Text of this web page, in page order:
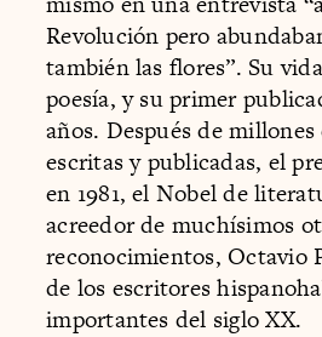
Revolución pero
también las flores”. Su
poesía, y su primer
años. Después de millones
escritas y publicadas, el
en 1981, el Nobel de
acreedor de muchísimos
reconocimientos, Octavio
de los escritores
importantes del siglo XX.